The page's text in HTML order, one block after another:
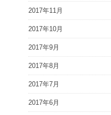
2017年11月
2017年10月
2017年9月
2017年8月
2017年7月
2017年6月